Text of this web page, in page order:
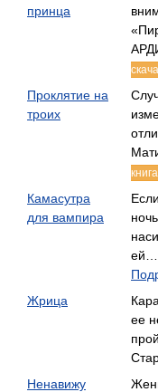
принца
Проклятие на
троих
книга
Камасутра
для вампира
ей…
Жрица
ее
Ненавижу